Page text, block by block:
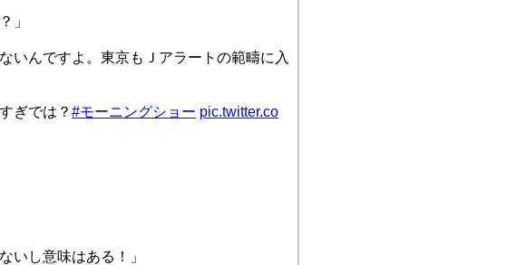
」
いんですよ。東京もＪアラートの範疇に入
ぎでは？ #モーニングショー pic.twitter.co
いし意味はある！」